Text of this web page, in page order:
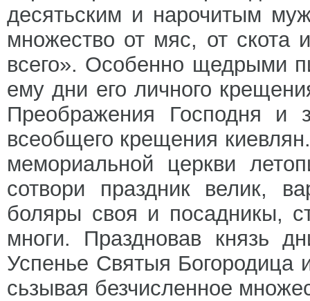
десятьским и нарочитым
множество от мяс, от
всего». Особенно щедрыми
ему дни его личного
Преображения Господня и
всеобщего крещения
мемориальной церкви
сотвори праздник велик,
боляры своя и посадникы,
многи. Праздновав князь
Успенье Святыя Богородица
сьзывая безчисленное